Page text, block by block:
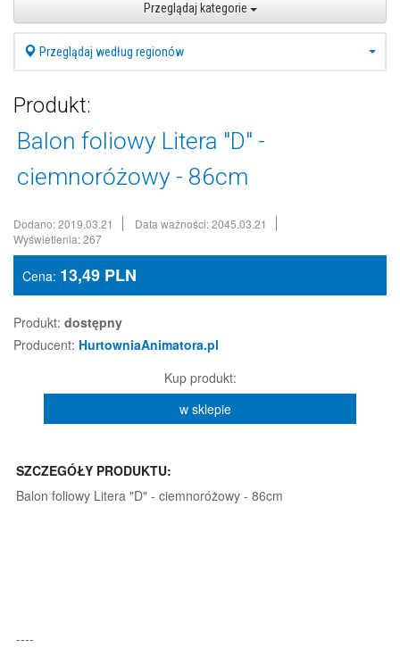
Przeglądaj kategorie
Przeglądaj według regionów
Produkt:
Balon foliowy Litera "D" -
ciemnoróżowy - 86cm
Dodano: 2019.03.21
Data ważności: 2045.03.21
Wyświetlenia: 267
Cena: 13,49 PLN
Produkt: dostępny
Producent: HurtowniaAnimatora.pl
Kup produkt:
w sklepie
SZCZEGÓŁY PRODUKTU:
Balon foliowy Litera "D" - ciemnoróżowy - 86cm
----